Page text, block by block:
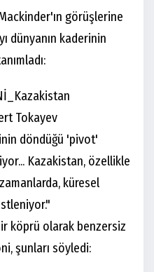
görüşlerine
dünyanın kaderinin
döndüğü 'pivot'
Kazakistan, özellikle
küresel
köprü olarak benzersiz
şunları söyledi: